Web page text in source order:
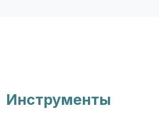
Инструменты